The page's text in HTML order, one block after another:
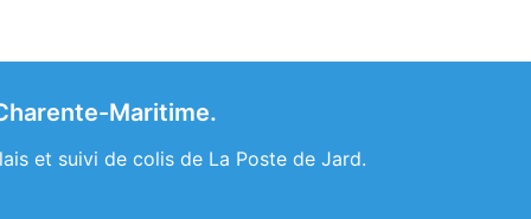
Maritime.
et suivi de colis de La Poste de Jard.